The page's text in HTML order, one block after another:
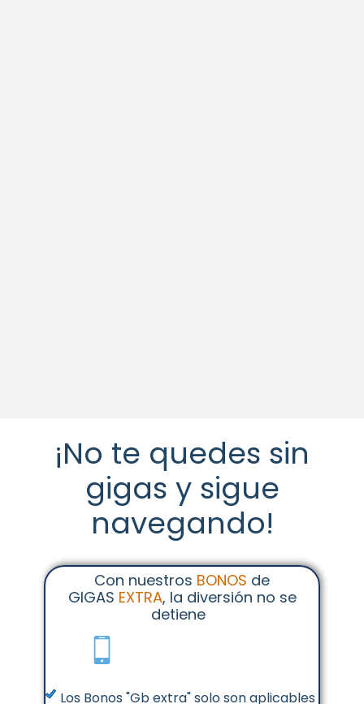
¡Habla con el
mundosin
preocupaciones!